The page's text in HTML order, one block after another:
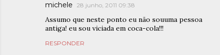
michele 28 junho, 2011 09:38
Assumo que neste ponto eu não souuma pessoa
antiga! eu sou viciada em coca-cola!!!
RESPONDER